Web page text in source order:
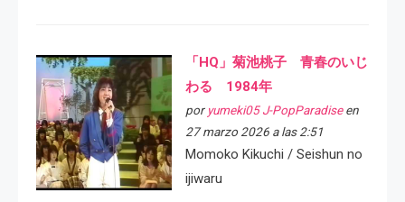
「HQ」菊池桃子 青春のいじ
わる 1984年
por yumeki05 J-PopParadiseen
27 marzo 2026 a las 2:51
Momoko Kikuchi / Seishun no
ijiwaru